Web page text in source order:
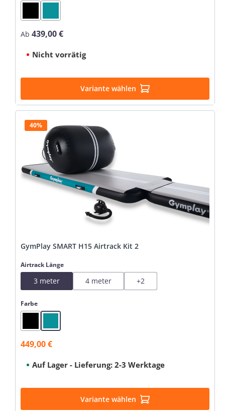
Regulärer Preis:
Ab439,00 €
Nicht vorrätig
Variante wählen
40%
GymPlay SMART H15 Airtrack Kit 2
Airtrack Längeauswählen
3 meter 4 meter +2
Farbeauswählen
Black Mint
Verkaufspreis:
449,00 €
Auf Lager - Lieferung: 2-3 Werktage
Variante wählen